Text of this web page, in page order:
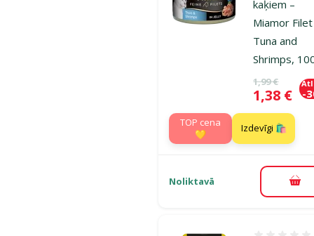
kaķiem –
Miamor Filet
Tuna and
Shrimps,
Oriģinālā
1,99 €
Cena
1,38 € -
TOP cena
💛
Izdevīgi 🛍️
Noliktavā